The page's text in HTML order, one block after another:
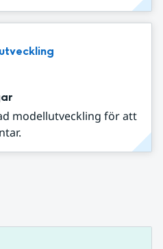
modellutveckling för att